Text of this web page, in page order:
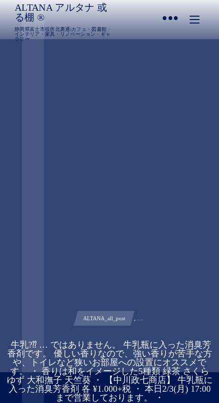
ALTANA アルタナ 或
る棚 ®︎
静岡県富士市役所北裏通|カフェ・図書館・
インテリア・家具・リノベーション・ギャ
ラリー
•
ALTANA_all_post , …
︎ 牛乳?⁇ … ではありません。 牛乳瓶に入った消臭芳
香剤です。 優しい香りなので、強い香りが苦手な方
や、トイレなど狭いお部屋への設置にオススメで
す。 ・ 香りは和をイメージした5種類 緑茶 さくら
ゆず 大和撫子 天竺葵 ・ 【中川政七商店】 牛乳瓶に
入った消臭芳香剤 各 ¥1.000+税 ・ 本日2/3(月) 17:00
まで営業しております。 ・